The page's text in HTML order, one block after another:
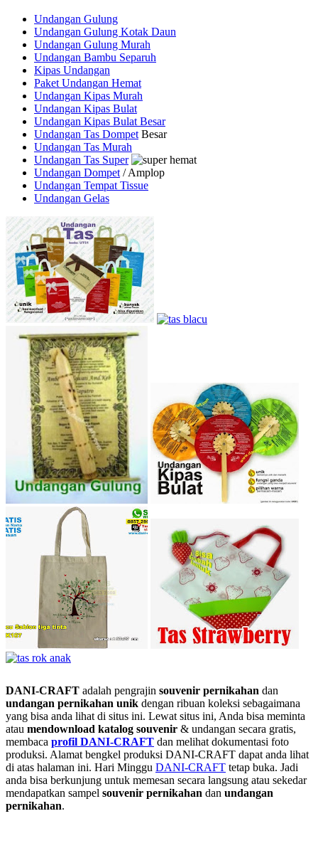
Undangan Gulung
Undangan Gulung Kotak Daun
Undangan Gulung Murah
Undangan Bambu Separuh
Kipas Undangan
Paket Undangan Hemat
Undangan Kipas Murah
Undangan Kipas Bulat
Undangan Kipas Bulat Besar
Undangan Tas Dompet Besar
Undangan Tas Murah
Undangan Tas Super
Undangan Dompet / Amplop
Undangan Tempat Tissue
Undangan Gelas
DANI-CRAFT adalah pengrajin souvenir pernikahan dan
undangan pernikahan unik dengan ribuan koleksi sebagaimana
yang bisa anda lihat di situs ini. Lewat situs ini, Anda bisa meminta
atau mendownload katalog souvenir & undangan secara gratis,
membaca profil DANI-CRAFT dan melihat dokumentasi foto
produksi. Alamat bengkel produksi DANI-CRAFT dapat anda lihat
di atas halaman ini. Hari Minggu DANI-CRAFT tetap buka. Jadi
anda bisa berkunjung untuk memesan secara langsung atau sekedar
mendapatkan sampel souvenir pernikahan dan undangan
pernikahan.